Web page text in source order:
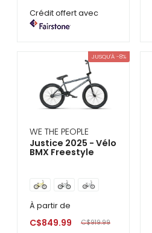
Crédit offert avec
JUSQU'À -8%
WE THE PEOPLE
Justice 2025 - Vélo
BMX Freestyle
À partir de
C$849.99 C$919.99